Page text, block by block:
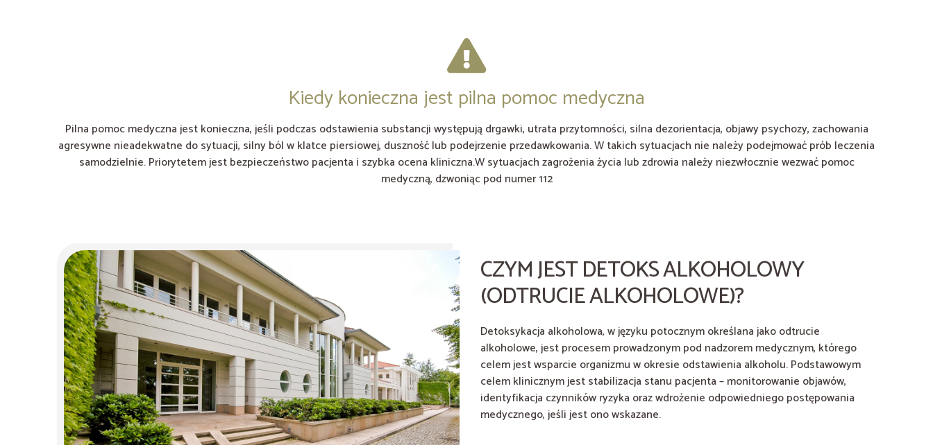
Kiedy konieczna jest pilna pomoc medyczna
Pilna pomoc medyczna jest konieczna, jeśli podczas odstawienia substancji występują drgawki, utrata przytomności, silna dezorientacja, objawy psychozy, zachowania
agresywne nieadekwatne do sytuacji, silny ból w klatce piersiowej, duszność lub podejrzenie przedawkowania. W takich sytuacjach nie należy podejmować prób leczenia
samodzielnie. Priorytetem jest bezpieczeństwo pacjenta i szybka ocena kliniczna.W sytuacjach zagrożenia życia lub zdrowia należy niezwłocznie wezwać pomoc
medyczną, dzwoniąc pod numer 112
CZYM JEST DETOKS ALKOHOLOWY
(ODTRUCIE ALKOHOLOWE)?
Detoksykacja alkoholowa, w języku potocznym określana jako odtrucie
alkoholowe, jest procesem prowadzonym pod nadzorem medycznym, którego
celem jest wsparcie organizmu w okresie odstawienia alkoholu. Podstawowym
celem klinicznym jest stabilizacja stanu pacjenta – monitorowanie objawów,
identyfikacja czynników ryzyka oraz wdrożenie odpowiedniego postępowania
medycznego, jeśli jest ono wskazane.